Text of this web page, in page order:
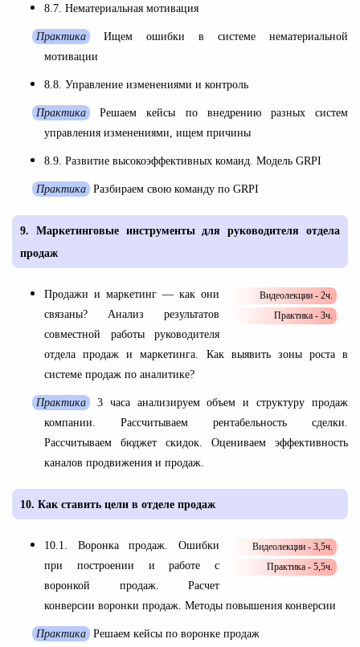
8.7. Нематериальная мотивация
Практика
Ищем ошибки в системе нематериальной
мотивации
8.8. Управление изменениями и контроль
Практика
Решаем кейсы по внедрению разных систем
управления изменениями, ищем причины
8.9. Развитие высокоэффективных команд. Модель GRPI
Практика Разбираем свою команду по GRPI
9. Маркетинговые инструменты для руководителя отдела
продаж
Видеолекции - 2ч.
Практика - 3ч.
Продажи и маркетинг — как они
связаны? Анализ результатов
совместной работы руководителя
отдела продаж и маркетинга. Как выявить зоны роста в
системе продаж по аналитике?
Практика
3 часа анализируем объем и структуру продаж
компании. Рассчитываем рентабельность сделки.
Рассчитываем бюджет скидок. Оцениваем эффективность
каналов продвижения и продаж.
10. Как ставить цели в отделе продаж
Видеолекции - 3,5ч.
Практика - 5,5ч.
10.1. Воронка продаж. Ошибки
при построении и работе с
воронкой продаж. Расчет
конверсии воронки продаж. Методы повышения конверсии
Практика Решаем кейсы по воронке продаж